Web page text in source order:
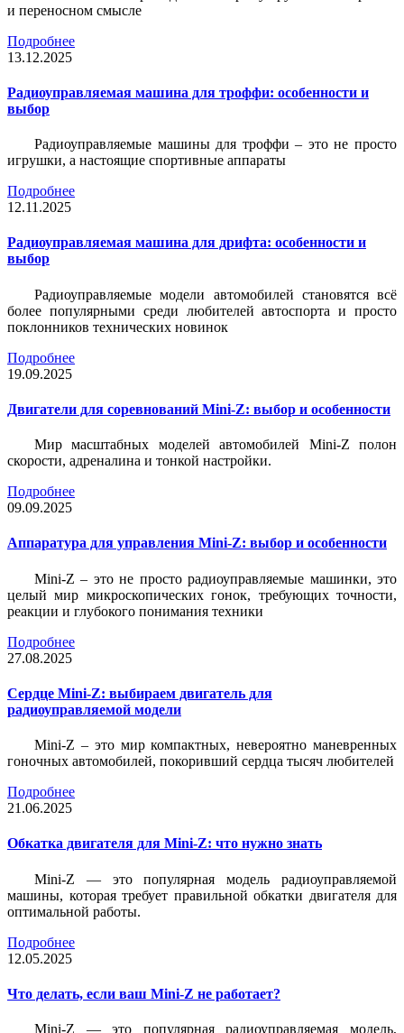
и переносном смысле
Подробнее
13.12.2025
Радиоуправляемая машина для троффи: особенности и
выбор
Радиоуправляемые машины для троффи – это не просто
игрушки, а настоящие спортивные аппараты
Подробнее
12.11.2025
Радиоуправляемая машина для дрифта: особенности и
выбор
Радиоуправляемые модели автомобилей становятся всё
более популярными среди любителей автоспорта и просто
поклонников технических новинок
Подробнее
19.09.2025
Двигатели для соревнований Mini-Z: выбор и особенности
Мир масштабных моделей автомобилей Mini-Z полон
скорости, адреналина и тонкой настройки.
Подробнее
09.09.2025
Аппаратура для управления Mini-Z: выбор и особенности
Mini-Z – это не просто радиоуправляемые машинки, это
целый мир микроскопических гонок, требующих точности,
реакции и глубокого понимания техники
Подробнее
27.08.2025
Сердце Mini-Z: выбираем двигатель для
радиоуправляемой модели
Mini-Z – это мир компактных, невероятно маневренных
гоночных автомобилей, покоривший сердца тысяч любителей
Подробнее
21.06.2025
Обкатка двигателя для Mini-Z: что нужно знать
Mini-Z — это популярная модель радиоуправляемой
машины, которая требует правильной обкатки двигателя для
оптимальной работы.
Подробнее
12.05.2025
Что делать, если ваш Mini-Z не работает?
Mini-Z — это популярная радиоуправляемая модель,